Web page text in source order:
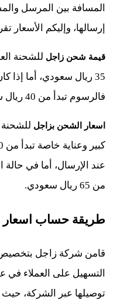
المسافة بين المرسل
إرسالها، وإليكم الأسعار
قيمة شحن زاجل للشحنة
35 ريال سعودي، أما إذا
فالرسوم تبدأ من 40 ريال سعودي.
اسعار الشحن بزاجل
عند الإرسال، أما في حالة
من 65 ريال سعودي.
طريقة حساب
قامن شركة زاجل
التسهيل على العملاء
توصيلها عبر الشركة،